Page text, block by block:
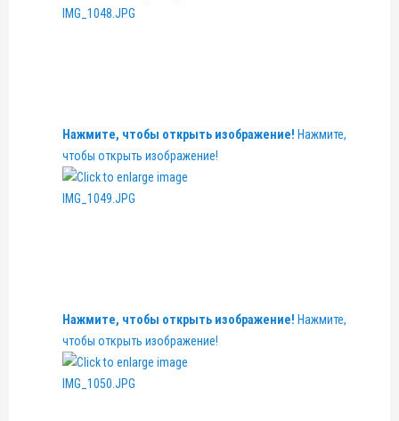
Нажмите, чтобы открыть изображение! Нажмите,
чтобы открыть изображение!
Нажмите, чтобы открыть изображение! Нажмите,
чтобы открыть изображение!